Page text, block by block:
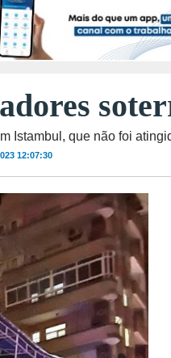
Istambul, que não foi
12:07:30